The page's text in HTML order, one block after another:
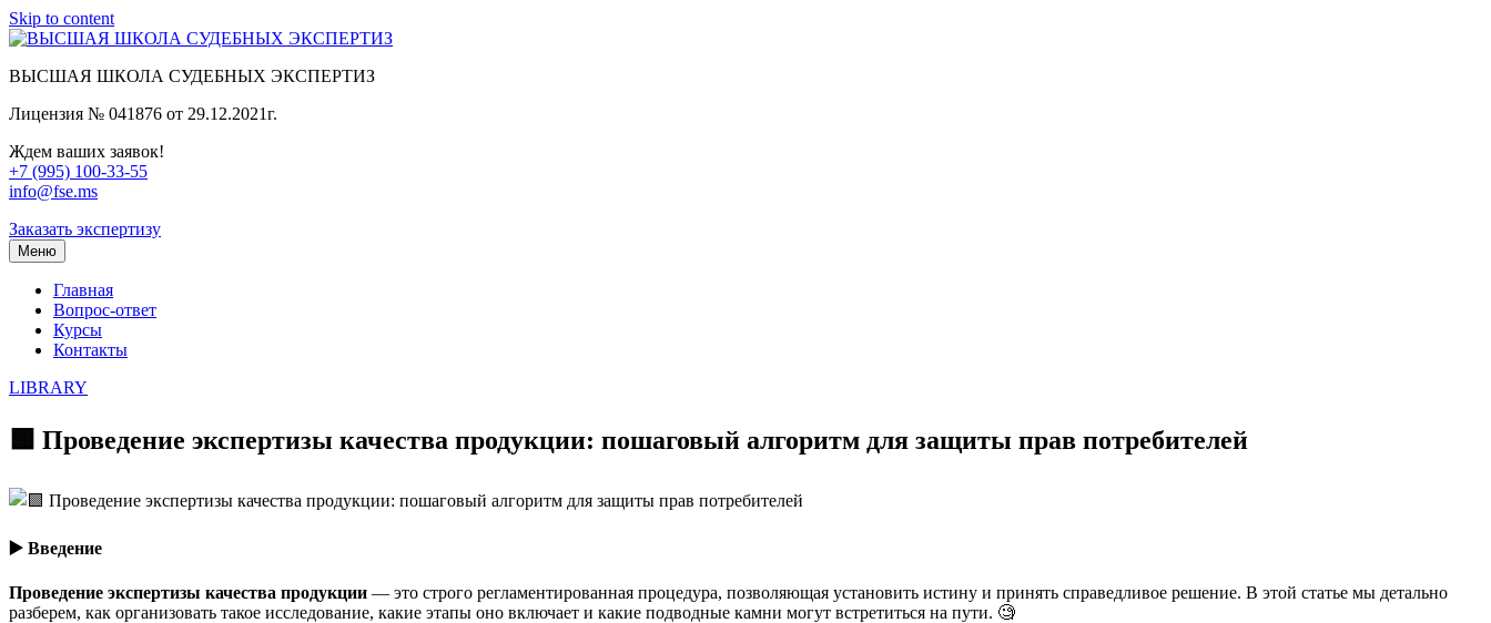
Skip to content
ВЫСШАЯ ШКОЛА СУДЕБНЫХ ЭКСПЕРТИЗ
Лицензия № 041876 от 29.12.2021г.
Ждем ваших заявок!
+7 (995) 100-33-55
info@fse.ms
Заказать экспертизу
Меню
Главная
Вопрос-ответ
Курсы
Контакты
LIBRARY
🟩 Проведение экспертизы качества продукции: пошаговый алгоритм для защиты прав потребителей
▶️ Введение
Проведение экспертизы качества продукции — это строго регламентированная процедура, позволяющая установить истину и принять справедливое решение. В этой статье мы детально
разберем, как организовать такое исследование, какие этапы оно включает и какие подводные камни могут встретиться на пути. 🧐